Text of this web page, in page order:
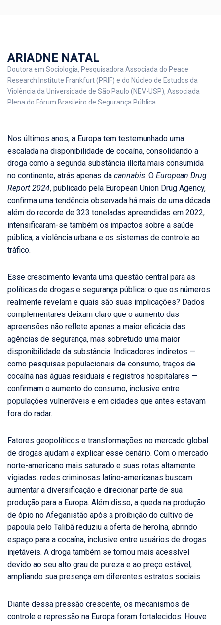
ARIADNE NATAL
Doutora em Sociologia, Pesquisadora Associada do Peace
Research Institute Frankfurt (PRIF) e do Núcleo de Estudos da
Violência da Universidade de São Paulo (NEV-USP), Associada
Plena do Fórum Brasileiro de Segurança Pública
Nos últimos anos, a Europa tem testemunhado uma
escalada na disponibilidade de cocaína, consolidando a
droga como a segunda substância ilícita mais consumida
no continente, atrás apenas da cannabis. O European Drug
Report 2024, publicado pela European Union Drug Agency,
confirma uma tendência observada há mais de uma década:
além do recorde de 323 toneladas apreendidas em 2022,
intensificaram-se também os impactos sobre a saúde
pública, a violência urbana e os sistemas de controle ao
tráfico.
Esse crescimento levanta uma questão central para as
políticas de drogas e segurança pública: o que os números
realmente revelam e quais são suas implicações? Dados
complementares deixam claro que o aumento das
apreensões não reflete apenas a maior eficácia das
agências de segurança, mas sobretudo uma maior
disponibilidade da substância. Indicadores indiretos —
como pesquisas populacionais de consumo, traços de
cocaína nas águas residuais e registros hospitalares —
confirmam o aumento do consumo, inclusive entre
populações vulneráveis e em cidades que antes estavam
fora do radar.
Fatores geopolíticos e transformações no mercado global
de drogas ajudam a explicar esse cenário. Com o mercado
norte-americano mais saturado e suas rotas altamente
vigiadas, redes criminosas latino-americanas buscam
aumentar a diversificação e direcionar parte de sua
produção para a Europa. Além disso, a queda na produção
de ópio no Afeganistão após a proibição do cultivo de
papoula pelo Talibã reduziu a oferta de heroína, abrindo
espaço para a cocaína, inclusive entre usuários de drogas
injetáveis. A droga também se tornou mais acessível
devido ao seu alto grau de pureza e ao preço estável,
ampliando sua presença em diferentes estratos sociais.
Diante dessa pressão crescente, os mecanismos de
controle e repressão na Europa foram fortalecidos. Houve